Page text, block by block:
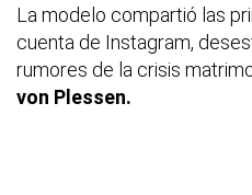
La modelo compartió las
cuenta de Instagram,
rumores de la crisis
von Plessen.